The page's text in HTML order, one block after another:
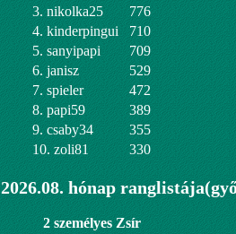
3. nikolka25
776
4. kinderpingui
710
5. sanyipapi
709
6. janisz
529
7. spieler
472
8. papi59
389
9. csaby34
355
10. zoli81
330
2026.08. hónap
2 személyes Zsír